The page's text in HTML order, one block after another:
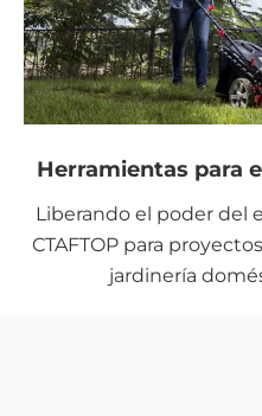
Herramientas para
Liberando el poder del
CTAFTOP para
jardinería